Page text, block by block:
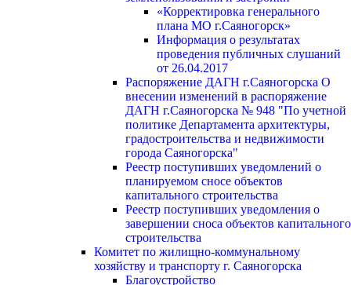
«Корректировка генерального
плана МО г.Саяногорск»
Информация о результатах
проведения публичных слушаний
от 26.04.2017
Распоряжение ДАГН г.Саяногорска О
внесении изменений в распоряжение
ДАГН г.Саяногорска № 948 "По учетной
политике Департамента архитектуры,
градостроительства и недвижимости
города Саяногорска"
Реестр поступивших уведомлений о
планируемом сносе объектов
капитального строительства
Реестр поступивших уведомления о
завершении сноса объектов капитального
строительства
Комитет по жилищно-коммунальному
хозяйству и транспорту г. Саяногорска
Благоустройство